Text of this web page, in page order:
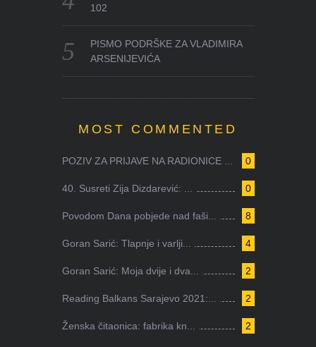
102
PISMO PODRŠKE ZA VLADIMIRA
ARSENIJEVIĆA
MOST COMMENTED
0
POZIV ZA PRIJAVE NA RADIONICE ...
0
40. Susreti Zija Dizdarević: ...
8
Povodom Dana pobjede nad faši...
4
Goran Sarić: Tlapnje i varlji...
2
Goran Sarić: Moja dvije i dva...
2
Reading Balkans Sarajevo 2021:...
2
Ženska čitaonica: fabrika kn...